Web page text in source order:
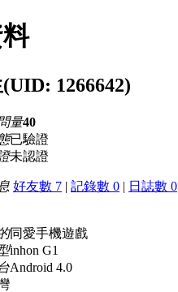
(UID: 1266642)
量40
已驗證
未認證
好友數 7 | 記錄數 0 | 日誌數 0
同愛手機遊戲
inhon G1
Android 4.0